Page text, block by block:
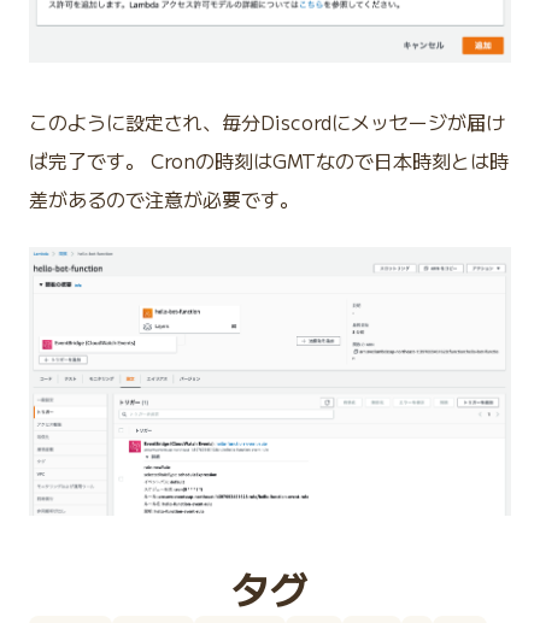
このように設定され、毎分Discordにメッセージが届け
ば完了です。 Cronの時刻はGMTなので日本時刻とは時
差があるので注意が必要です。
タグ